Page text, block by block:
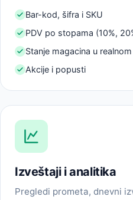
Bar-kod, šifra i SKU
PDV po stopama (10%,
Stanje magacina u
Akcije i popusti
Izveštaji i analitika
Pregledi prometa, dnevni